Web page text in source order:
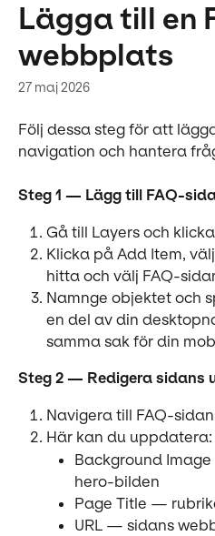
Lägga till en
webbplats
27 maj 2026
Följ dessa steg för att
navigation och hantera
Steg 1 — Lägg till FAQ-
Gå till Layers och
Klicka på Add Item,
hitta och välj FAQ-
Namnge objektet och
en del av din
samma sak för din
Steg 2 — Redigera sidans
Navigera till FAQ-
Här kan du uppdatera:
Background
hero-bilden
Page Title —
URL — sidans